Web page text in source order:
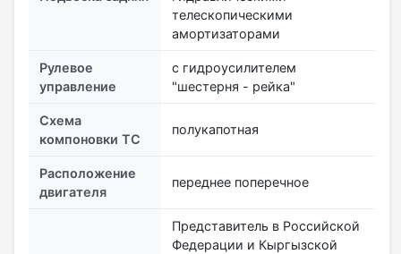
телескопическими
амортизаторами
Рулевое
управление
с гидроусилителем
"шестерня - рейка"
Схема
компоновки ТС
полукапотная
Расположение
двигателя
переднее поперечное
Представитель в Российской
Федерации и Кыргызской